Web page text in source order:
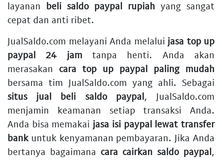
layanan beli saldo paypal rupiah yang sangat
cepat dan anti ribet.
JualSaldo.com melayani Anda melalui jasa top up
paypal 24 jamtanpa henti. Anda akan
merasakan cara top up paypal paling mudah
bersama tim JualSaldo.com yang ahli. Sebagai
situs jual beli saldo paypal, JualSaldo.com
menjamin keamanan setiap transaksi Anda.
Anda bisa memakai jasa isi paypal lewat transfer
bankuntuk kenyamanan pembayaran. Jika Anda
bertanya bagaimana cara cairkan saldo paypal,